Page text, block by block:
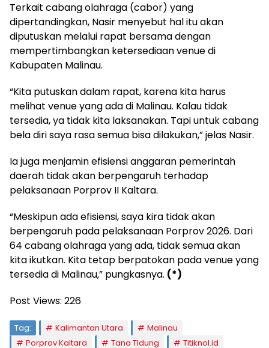
Terkait cabang olahraga (cabor) yang
dipertandingkan, Nasir menyebut hal itu akan
diputuskan melalui rapat bersama dengan
mempertimbangkan ketersediaan venue di
Kabupaten Malinau.
“Kita putuskan dalam rapat, karena kita harus
melihat venue yang ada di Malinau. Kalau tidak
tersedia, ya tidak kita laksanakan. Tapi untuk cabang
bela diri saya rasa semua bisa dilakukan,” jelas Nasir.
Ia juga menjamin efisiensi anggaran pemerintah
daerah tidak akan berpengaruh terhadap
pelaksanaan Porprov II Kaltara.
“Meskipun ada efisiensi, saya kira tidak akan
berpengaruh pada pelaksanaan Porprov 2026. Dari
64 cabang olahraga yang ada, tidak semua akan
kita ikutkan. Kita tetap berpatokan pada venue yang
tersedia di Malinau,” pungkasnya. (*)
Post Views: 226
Tag: Kalimantan Utara
Malinau
Porprov Kaltara
Tana TIdung Titiknol.id